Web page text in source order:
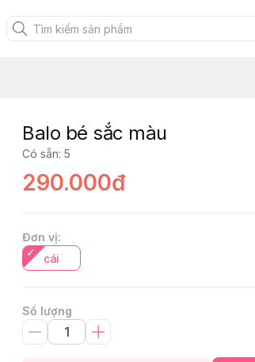
Balo bé sắc màu
Có sẵn: 5
290.000đ
Đơn vị:
cái
Số lượng